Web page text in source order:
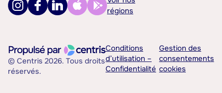
régions
© Centris 2026. Tous droits
réservés.
Conditions
d’utilisation –
Confidentialité
Gestion des
consentements
cookies